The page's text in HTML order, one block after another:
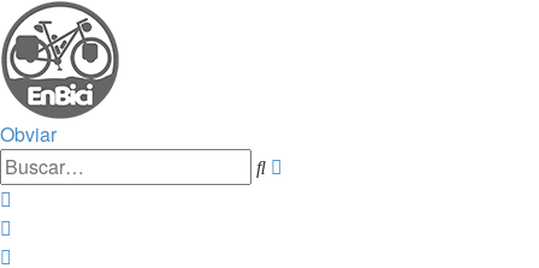
Obviar
Buscar